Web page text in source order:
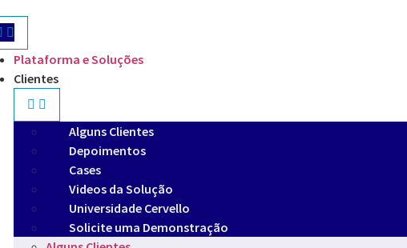
Plataforma e Soluções
Clientes
Alguns Clientes
Depoimentos
Cases
Videos da Solução
Universidade Cervello
Solicite uma Demonstração